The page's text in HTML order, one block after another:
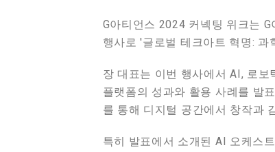
G아티언스 2024 커넥팅 위크는
행사로 '글로벌 테크아트 혁명:
장 대표는 이번 행사에서 AI, 로
플랫폼의 성과와 활용 사례를 발
를 통해 디지털 공간에서 창작과
특히 발표에서 소개된 AI 오케스